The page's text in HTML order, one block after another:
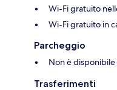
Wi-Fi gratuito
Wi-Fi gratuito in
Parcheggio
Non è
Trasferimenti